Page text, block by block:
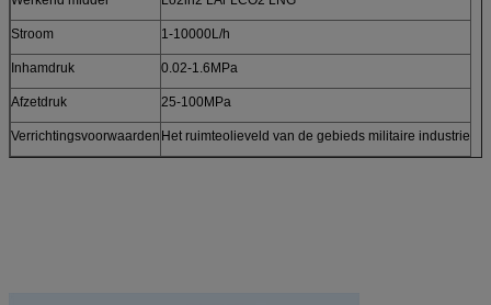
Stroom 1-10000L/h
Inhamdruk 0.02-1.6MPa
Afzetdruk 25-100MPa
Verrichtingsvoorwaarden Het ruimteolieveld van de gebieds militaire industrie